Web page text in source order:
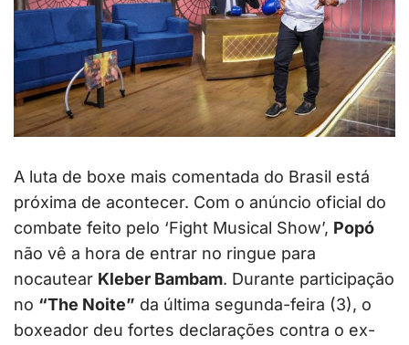
A luta de boxe mais comentada do Brasil está
próxima de acontecer. Com o anúncio oficial do
combate feito pelo ‘Fight Musical Show’, Popó
não vê a hora de entrar no ringue para
nocautear Kleber Bambam. Durante participação
no “The Noite” da última segunda-feira (3), o
boxeador deu fortes declarações contra o ex-